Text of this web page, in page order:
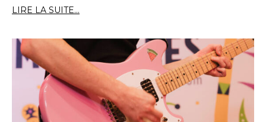
LIRE LA SUITE...